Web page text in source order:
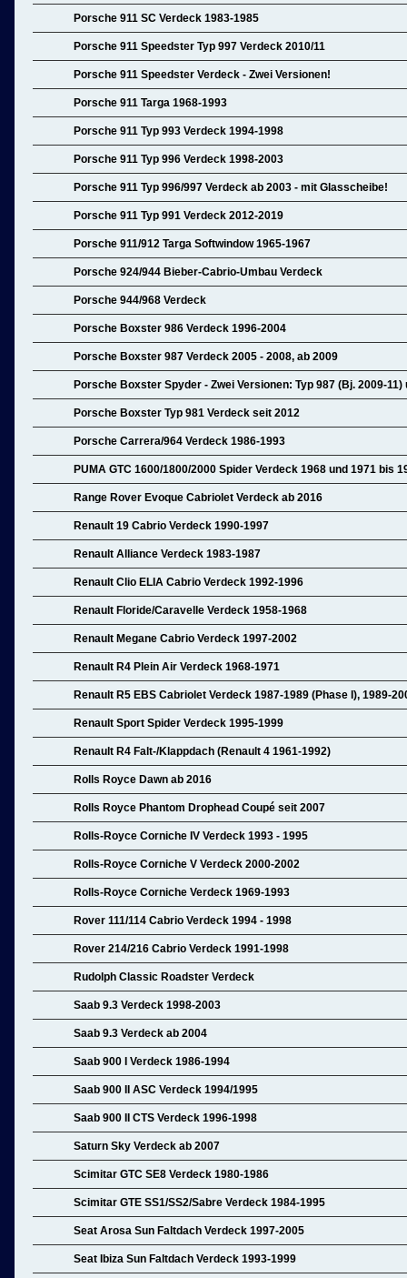
Porsche 911 SC Verdeck 1983-1985
Porsche 911 Speedster Typ 997 Verdeck 2010/11
Porsche 911 Speedster Verdeck - Zwei Versionen!
Porsche 911 Targa 1968-1993
Porsche 911 Typ 993 Verdeck 1994-1998
Porsche 911 Typ 996 Verdeck 1998-2003
Porsche 911 Typ 996/997 Verdeck ab 2003 - mit Glasscheibe!
Porsche 911 Typ 991 Verdeck 2012-2019
Porsche 911/912 Targa Softwindow 1965-1967
Porsche 924/944 Bieber-Cabrio-Umbau Verdeck
Porsche 944/968 Verdeck
Porsche Boxster 986 Verdeck 1996-2004
Porsche Boxster 987 Verdeck 2005 - 2008, ab 2009
Porsche Boxster Spyder - Zwei Versionen: Typ 987 (Bj. 2009-
Porsche Boxster Typ 981 Verdeck seit 2012
Porsche Carrera/964 Verdeck 1986-1993
PUMA GTC 1600/1800/2000 Spider Verdeck 1968 und 1971 bis
Range Rover Evoque Cabriolet Verdeck ab 2016
Renault 19 Cabrio Verdeck 1990-1997
Renault Alliance Verdeck 1983-1987
Renault Clio ELIA Cabrio Verdeck 1992-1996
Renault Floride/Caravelle Verdeck 1958-1968
Renault Megane Cabrio Verdeck 1997-2002
Renault R4 Plein Air Verdeck 1968-1971
Renault R5 EBS Cabriolet Verdeck 1987-1989 (Phase I), 1989-
Renault Sport Spider Verdeck 1995-1999
Renault R4 Falt-/Klappdach (Renault 4 1961-1992)
Rolls Royce Dawn ab 2016
Rolls Royce Phantom Drophead Coupé seit 2007
Rolls-Royce Corniche IV Verdeck 1993 - 1995
Rolls-Royce Corniche V Verdeck 2000-2002
Rolls-Royce Corniche Verdeck 1969-1993
Rover 111/114 Cabrio Verdeck 1994 - 1998
Rover 214/216 Cabrio Verdeck 1991-1998
Rudolph Classic Roadster Verdeck
Saab 9.3 Verdeck 1998-2003
Saab 9.3 Verdeck ab 2004
Saab 900 I Verdeck 1986-1994
Saab 900 II ASC Verdeck 1994/1995
Saab 900 II CTS Verdeck 1996-1998
Saturn Sky Verdeck ab 2007
Scimitar GTC SE8 Verdeck 1980-1986
Scimitar GTE SS1/SS2/Sabre Verdeck 1984-1995
Seat Arosa Sun Faltdach Verdeck 1997-2005
Seat Ibiza Sun Faltdach Verdeck 1993-1999